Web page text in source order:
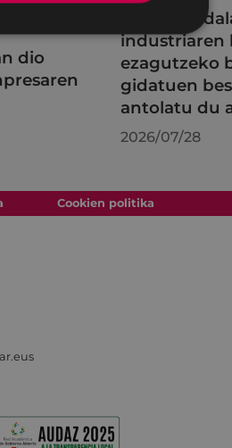
dio
Eibarko
industriaren
ezagutzeko
gidatuen
antolatu du
2026/07/28
Cookien politika